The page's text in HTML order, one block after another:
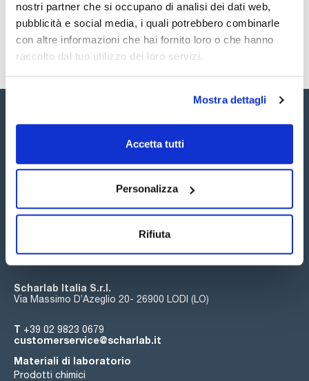
nostri partner che si occupano di analisi dei dati web,
pubblicità e social media, i quali potrebbero combinarle
con altre informazioni che hai fornito loro o che hanno
raccolto dal tuo utilizzo dei loro servizi.
Mostra dettagli
Accetta tutti
Personalizza
Rifiuta
Registrati per i download
Iscriviti alla Newsletter
Scharlab Italia S.r.l.
Via Massimo D’Azeglio 20- 26900 LODI (LO)
T +39 02 9823 0679
customerservice@scharlab.it
Materiali di laboratorio
Prodotti chimici